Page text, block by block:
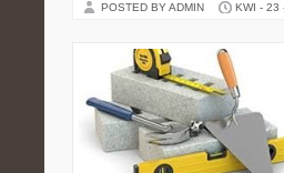
POSTED BY ADMIN KWI - 23